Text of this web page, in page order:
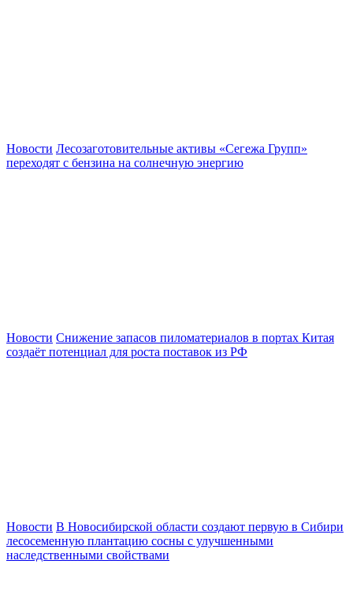
Новости Лесозаготовительные активы «Сегежа Групп»
переходят с бензина на солнечную энергию
Новости Снижение запасов пиломатериалов в портах Китая
создаёт потенциал для роста поставок из РФ
Новости В Новосибирской области создают первую в Сибири
лесосеменную плантацию сосны с улучшенными
наследственными свойствами